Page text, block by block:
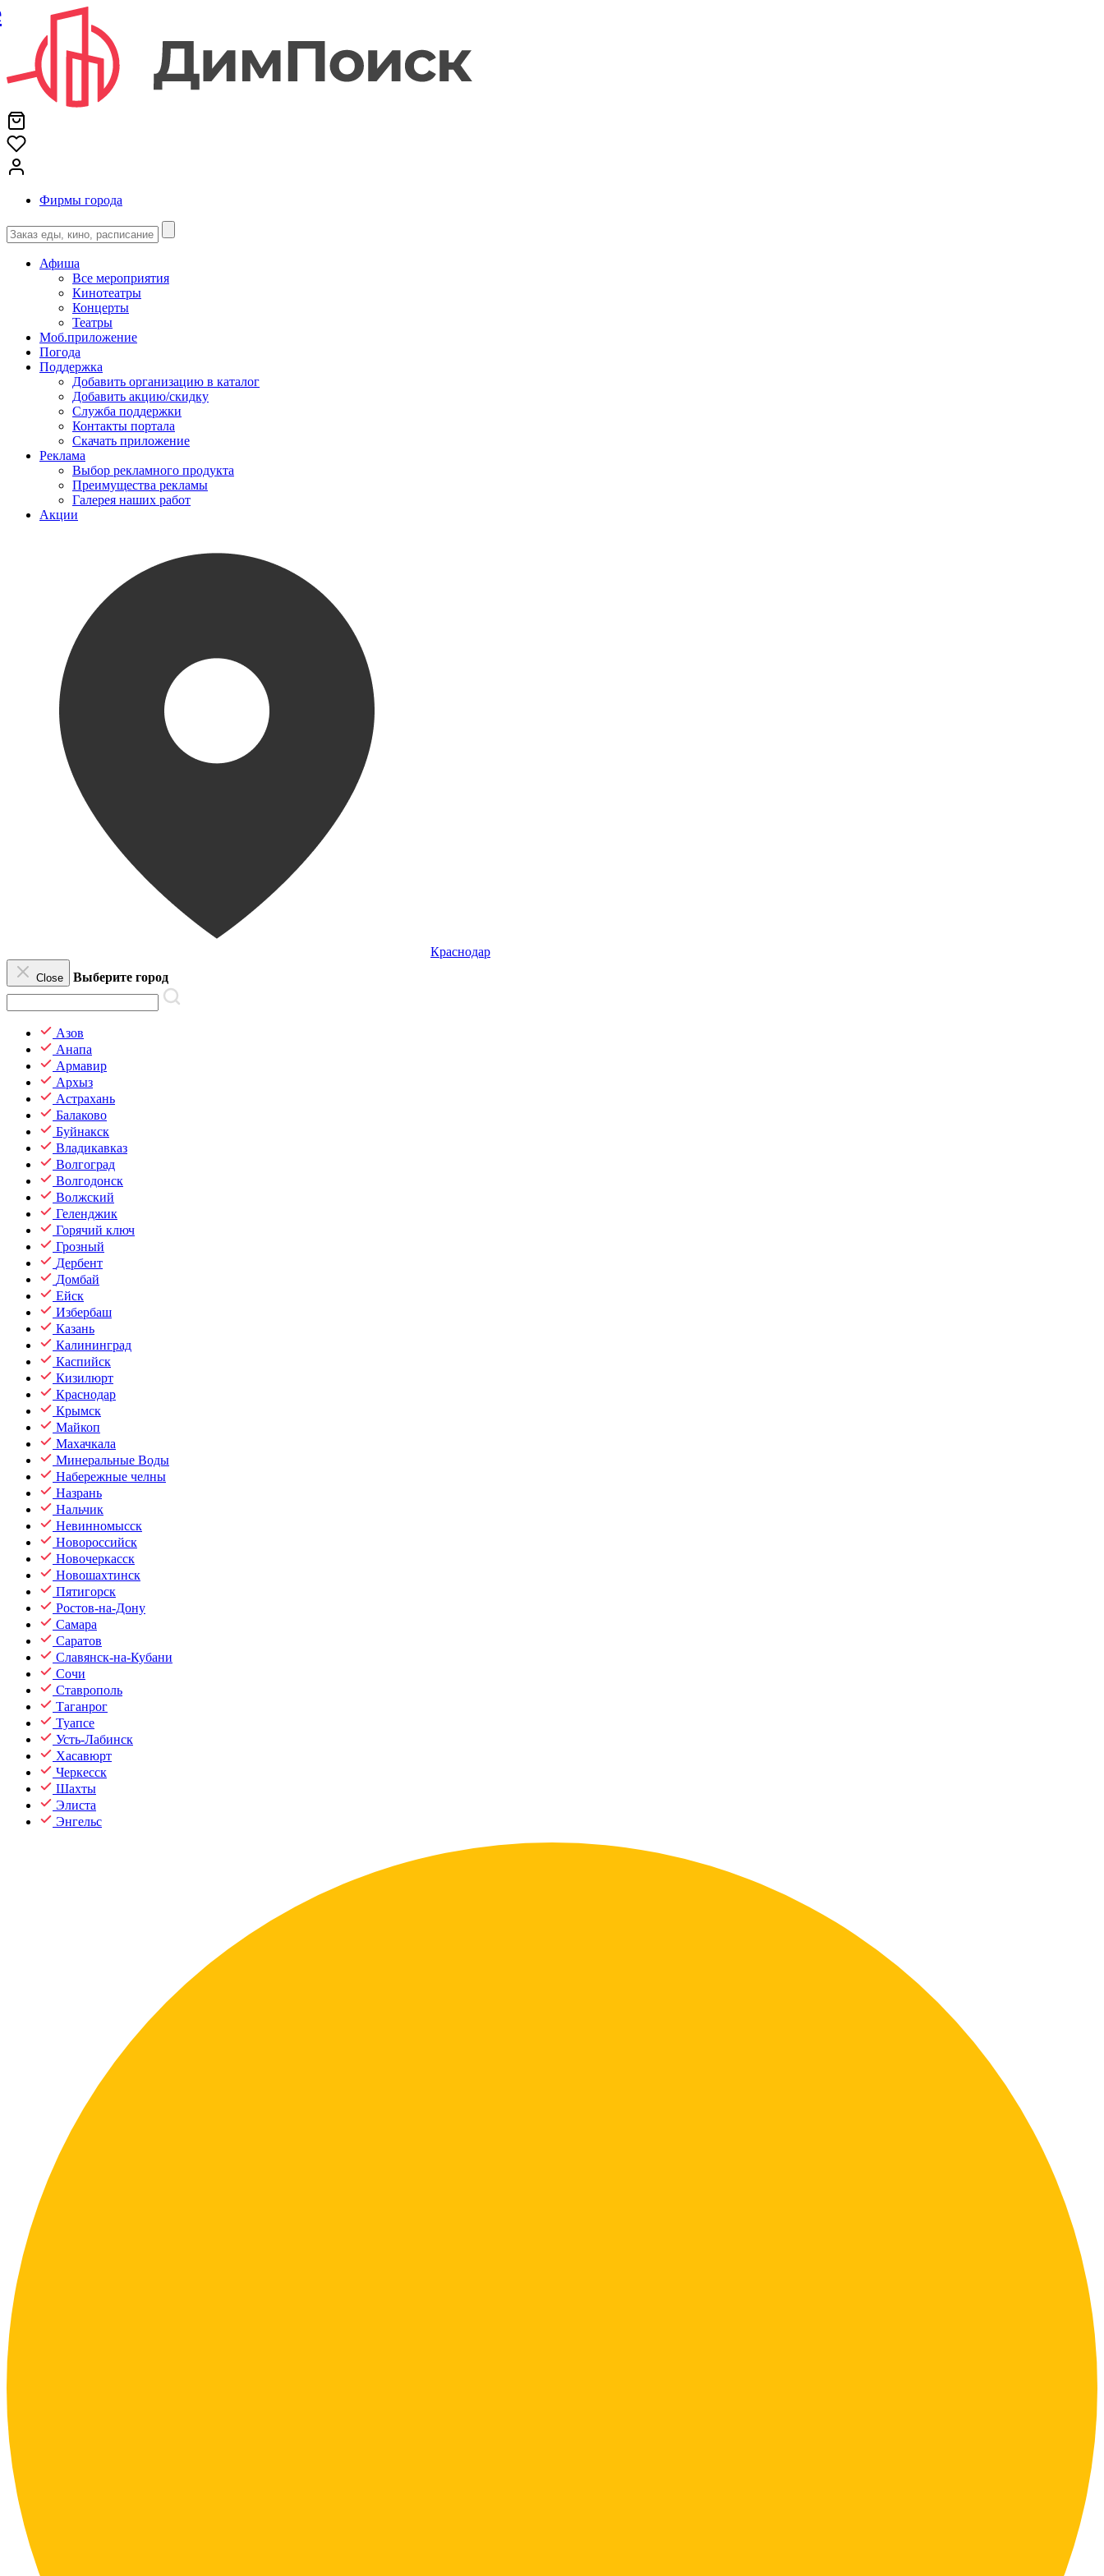
Фирмы города
Афиша
Все мероприятия
Кинотеатры
Концерты
Театры
Моб.приложение
Погода
Поддержка
Добавить организацию в каталог
Добавить акцию/скидку
Служба поддержки
Контакты портала
Скачать приложение
Реклама
Выбор рекламного продукта
Преимущества рекламы
Галерея наших работ
Акции
Краснодар
Close Выберите город
Азов
Анапа
Армавир
Архыз
Астрахань
Балаково
Буйнакск
Владикавказ
Волгоград
Волгодонск
Волжский
Геленджик
Горячий ключ
Грозный
Дербент
Домбай
Ейск
Избербаш
Казань
Калининград
Каспийск
Кизилюрт
Краснодар
Крымск
Майкоп
Махачкала
Минеральные Воды
Набережные челны
Назрань
Нальчик
Невинномысск
Новороссийск
Новочеркасск
Новошахтинск
Пятигорск
Ростов-на-Дону
Самара
Саратов
Славянск-на-Кубани
Сочи
Ставрополь
Таганрог
Туапсе
Усть-Лабинск
Хасавюрт
Черкесск
Шахты
Элиста
Энгельс